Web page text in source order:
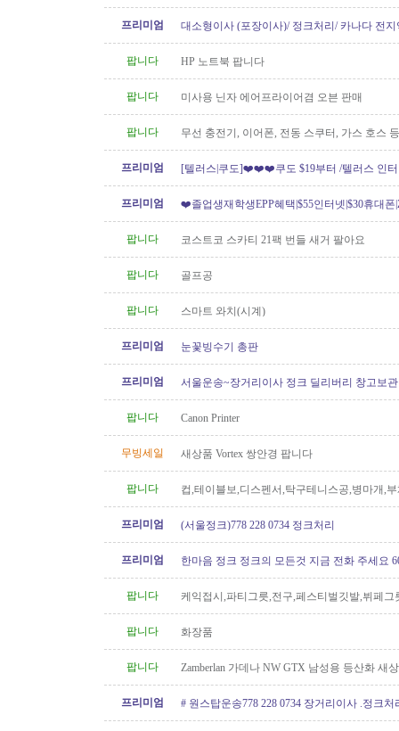
프리미엄
대소형이사 (포장이사)/ 정크처리/ 카나다 전
팝니다
HP 노트북 팝니다
팝니다 미사용 닌자 에어프라이어겸 오븐 판매
팝니다 무선 충전기, 이어폰, 전동 스쿠터, 가스 호스 등
프리미엄
[텔러스|쿠도]❤️❤️❤️쿠도 $19부터 /텔러스 인터
프리미엄
❤️졸업생재학생EPP혜택|$55인터넷|$30휴대폰
팝니다
코스트코 스카티 21팩 번들 새거 팔아요
팝니다 골프공
팝니다 스마트 와치(시계)
프리미엄 눈꽃빙수기 총판
프리미엄
서울운송~장거리이사 정크 딜리버리 창고보관
팝니다
Canon Printer
무빙세일 새상품 Vortex 쌍안경 팝니다
팝니다
컵,테이블보,디스펜서,탁구테니스공,병마개,
프리미엄
(서울정크)778 228 0734 정크처리
프리미엄 한마음 정크 정크의 모든것 지금 전화 주세요
팝니다 케익접시,파티그릇,전구,페스티벌깃발,뷔페그
팝니다 화장품
팝니다 Zamberlan 가데나 NW GTX 남성용 등산화 새
프리미엄 # 원스탑운송778 228 0734 장거리이사 .정크처